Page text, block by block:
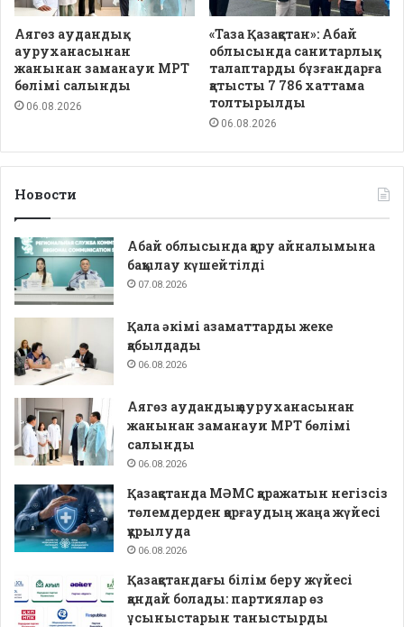
Аягөз аудандық
ауруханасынан
жанынан заманауи МРТ
бөлімі салынды
06.08.2026
«Таза Қазақстан»: Абай
облысында санитарлық
талаптарды бұзғандарға
қатысты 7 786 хаттама
толтырылды
06.08.2026
Новости
Абай облысында қару айналымына
бақылау күшейтілді
07.08.2026
Қала әкімі азаматтарды жеке
қабылдады
06.08.2026
Аягөз аудандық ауруханасынан
жанынан заманауи МРТ бөлімі
салынды
06.08.2026
Қазақстанда МӘМС қаражатын негізсіз
төлемдерден қорғаудың жаңа жүйесі
құрылуда
06.08.2026
Қазақстандағы білім беру жүйесі
қандай болады: партиялар өз
ұсыныстарын таныстырды